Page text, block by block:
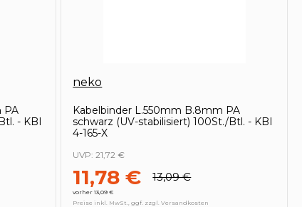
PA
- KBI
neko
Kabelbinder L.550mm B.8mm PA
schwarz (UV-stabilisiert) 100St./Btl. - KBI
4-165-X
11,78 € 13,09 €
vorher 13,09 €
UVP:21,72 €
Preise inkl. MwSt., ggf. zzgl. Versandkosten